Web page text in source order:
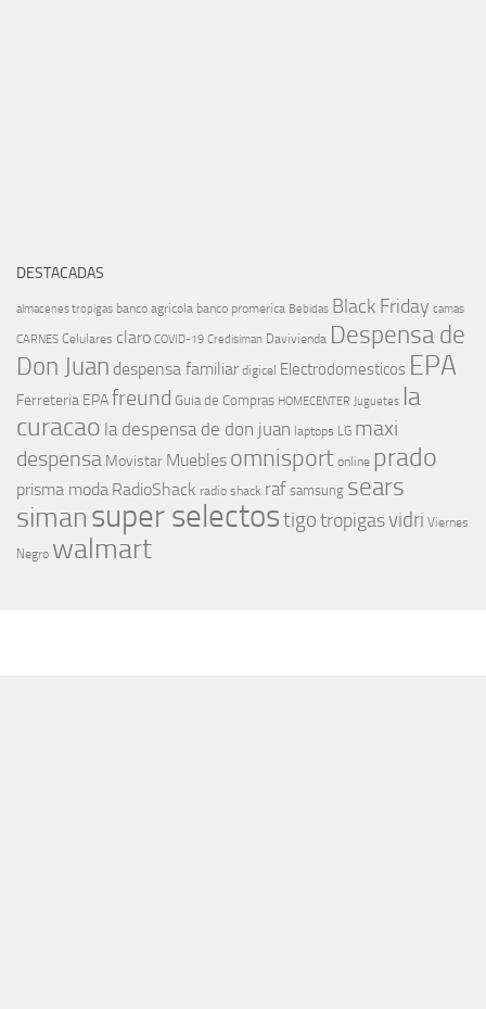
DESTACADAS
almacenes tropigas banco agricola banco promerica Bebidas Black Friday camas
CARNES Celulares claro COVID-19 Credisiman Davivienda Despensa de
Don Juan despensa familiar digicel Electrodomesticos EPA
Ferreteria EPAfreund Guia de Compras HOMECENTER Juguetes la
curacao la despensa de don juan laptops LG maxi
despensa Movistar Muebles omnisport online prado
prisma moda RadioShack radio shack raf samsung sears
simansuper selectostigotropigasvidri Viernes
Negro walmart